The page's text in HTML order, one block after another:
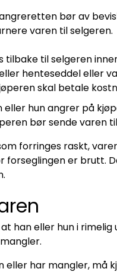
bør av
varen til selgeren.
til selgeren
henteseddel eller
skal betale
hun angrer på
bør sende varen
forringes raskt,
er brutt.
han eller hun i
eller har mangler, må